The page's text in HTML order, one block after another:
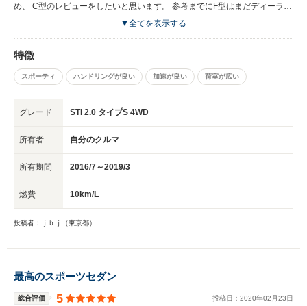
め、 C型のレビューをしたいと思います。 参考までにF型はまだディーラー
ー試乗レベルでの感想となりますが、 C型にSTI系パーツを付けていた時と
も含まれます。 ■メーカーオプション アドバンスドセイフティーパッケー
ジ 運転席パワーシート ■STIエアロ・エクステリア系： フロントアンダース
ポイラー サイドアンダースポイラー リヤサイドアンダースポイラー リヤア
ンダースポイラー スカートリップ ■STIシャーシ系： フレキシブルタワーバ
ー フレキシブルドロースティフィナー サポートフロントキット フレキシブ
ルドディスク FR ブレーキパッドセットFR（スポーツ＆ストリート用) ロー
キャタライザー ・スパークプラグ ・スーパーハイブリッドフィルター
▼全てを表示する
特徴
スポーティ ハンドリングが良い 加速が良い 荷室が広い
グレード STI 2.0 タイプS 4WD
所有者 自分のクルマ
所有期間 2016/7～2019/3
燃費 10km/L
投稿者：ｊｂｊ（東京都）
最高のスポーツセダン
総合評価 5 投稿日： 2020年02 月23日